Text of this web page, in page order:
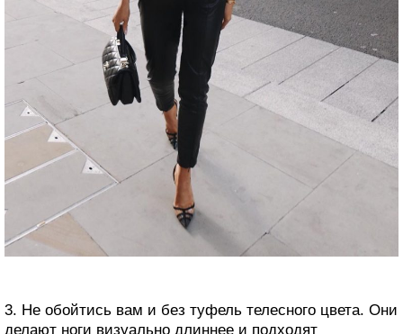
3. Не обойтись вам и без туфель телесного цвета. Они
делают ноги визуально длиннее и подходят